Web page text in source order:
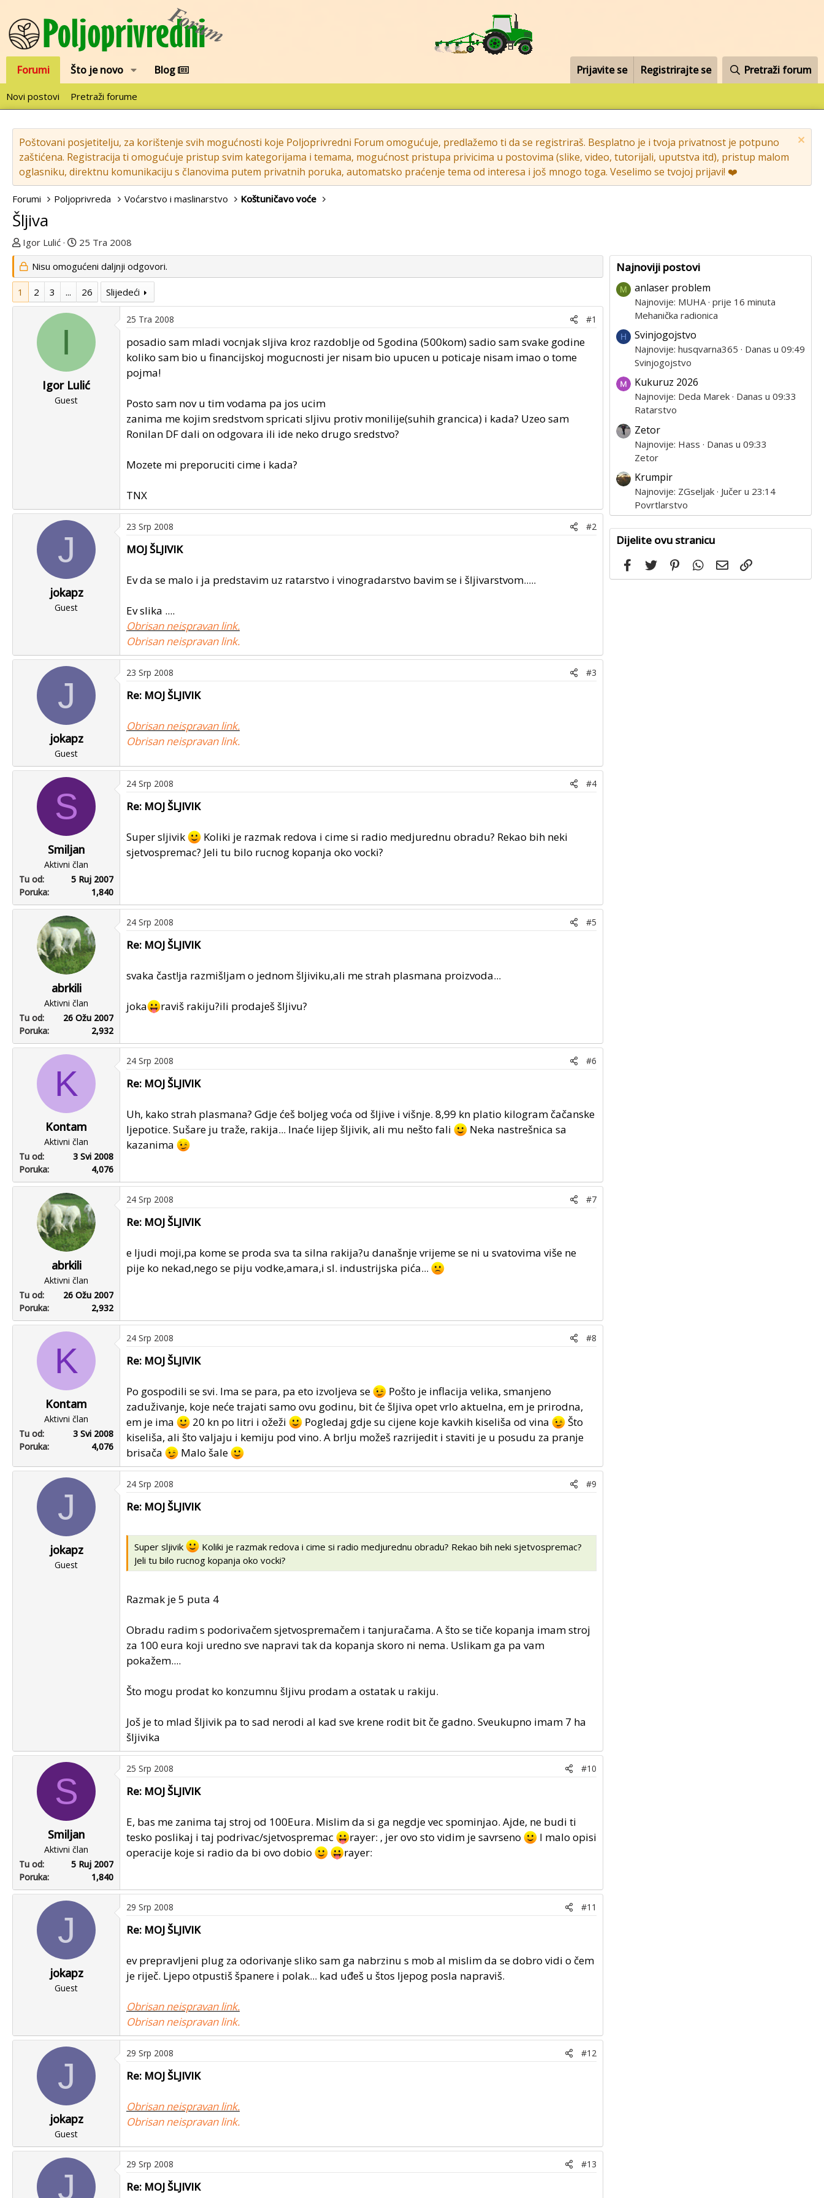
Forumi Što je novo Blog Prijavite se Registrirajte se Pretraži forum
Novi postovi Pretraži forume
Poštovani posjetitelju, za korištenje svih mogućnosti koje Poljoprivredni Forum omogućuje, predlažemo ti da se registriraš. Besplatno je i tvoja privatnost je potpuno
zaštićena. Registracija ti omogućuje pristup svim kategorijama i temama, mogućnost pristupa privicima u postovima (slike, video, tutorijali, uputstva itd), pristup malom
oglasniku, direktnu komunikaciju s članovima putem privatnih poruka, automatsko praćenje tema od interesa i još mnogo toga. Veselimo se tvojoj prijavi! ❤️
Forumi Poljoprivreda Voćarstvo i maslinarstvo Koštuničavo voće
Šljiva
T
e
m
u
o
Igor Lulić
D
a
t
u
m
p
g
o
25 Tra 2008
Nisu omogućeni daljnji odgovori.
1 2 3 ... 26 Slijedeći
I
Igor Lulić
Guest
25 Tra 2008 #1
posadio sam mladi vocnjak sljiva kroz razdoblje od 5godina (500kom) sadio sam svake godine
koliko sam bio u financijskoj mogucnosti jer nisam bio upucen u poticaje nisam imao o tome
pojma!
Posto sam nov u tim vodama pa jos ucim
zanima me kojim sredstvom spricati sljivu protiv monilije(suhih grancica) i kada? Uzeo sam
Ronilan DF dali on odgovara ili ide neko drugo sredstvo?
Mozete mi preporuciti cime i kada?
TNX
J
jokapz
Guest
23 Srp 2008 #2
MOJ ŠLJIVIK
Ev da se malo i ja predstavim uz ratarstvo i vinogradarstvo bavim se i šljivarstvom.....
Ev slika ....
Obrisan neispravan link.
Obrisan neispravan link.
J
jokapz
Guest
23 Srp 2008 #3
Re: MOJ ŠLJIVIK
Obrisan neispravan link.
Obrisan neispravan link.
S
Smiljan
Aktivni član
Tu od
5 Ruj 2007
Poruka
1,840
24 Srp 2008 #4
Re: MOJ ŠLJIVIK
Super sljivik
Koliki je razmak redova i cime si radio medjurednu obradu? Rekao bih neki
sjetvospremac? Jeli tu bilo rucnog kopanja oko vocki?
abrkili
Aktivni član
Tu od
26 Ožu 2007
Poruka
2,932
24 Srp 2008 #5
Re: MOJ ŠLJIVIK
svaka čast!ja razmišljam o jednom šljiviku,ali me strah plasmana proizvoda...
joka raviš rakiju?ili prodaješ šljivu?
K
Kontam
Aktivni član
Tu od
3 Svi 2008
Poruka
4,076
24 Srp 2008 #6
Re: MOJ ŠLJIVIK
Uh, kako strah plasmana? Gdje ćeš boljeg voća od šljive i višnje. 8,99 kn platio kilogram čačanske
ljepotice. Sušare ju traže, rakija... Inaće lijep šljivik, ali mu nešto fali
Neka nastrešnica sa
kazanima
abrkili
Aktivni član
Tu od
26 Ožu 2007
Poruka
2,932
24 Srp 2008 #7
Re: MOJ ŠLJIVIK
e ljudi moji,pa kome se proda sva ta silna rakija?u današnje vrijeme se ni u svatovima više ne
pije ko nekad,nego se piju vodke,amara,i sl. industrijska pića...
K
Kontam
Aktivni član
Tu od
3 Svi 2008
Poruka
4,076
24 Srp 2008 #8
Re: MOJ ŠLJIVIK
Po gospodili se svi. Ima se para, pa eto izvoljeva se
Pošto je inflacija velika, smanjeno
zaduživanje, koje neće trajati samo ovu godinu, bit će šljiva opet vrlo aktuelna, em je prirodna,
em je ima
20 kn po litri i ožeži Pogledaj gdje su cijene koje kavkih kiseliša od vina
Što
kiseliša, ali što valjaju i kemiju pod vino. A brlju možeš razrijedit i staviti je u posudu za pranje
brisača
Malo šale
J
jokapz
Guest
24 Srp 2008 #9
Re: MOJ ŠLJIVIK
Super sljivik
Koliki je razmak redova i cime si radio medjurednu obradu? Rekao bih neki sjetvospremac?
Jeli tu bilo rucnog kopanja oko vocki?
Razmak je 5 puta 4
Obradu radim s podorivačem sjetvospremačem i tanjuračama. A što se tiče kopanja imam stroj
za 100 eura koji uredno sve napravi tak da kopanja skoro ni nema. Uslikam ga pa vam
pokažem....
Što mogu prodat ko konzumnu šljivu prodam a ostatak u rakiju.
Još je to mlad šljivik pa to sad nerodi al kad sve krene rodit bit če gadno. Sveukupno imam 7 ha
šljivika
S
Smiljan
Aktivni član
Tu od
5 Ruj 2007
Poruka
1,840
25 Srp 2008 #10
Re: MOJ ŠLJIVIK
E, bas me zanima taj stroj od 100Eura. Mislim da si ga negdje vec spominjao. Ajde, ne budi ti
tesko poslikaj i taj podrivac/sjetvospremac
rayer: , jer ovo sto vidim je savrseno
I malo opisi
operacije koje si radio da bi ovo dobio
rayer:
J
jokapz
Guest
29 Srp 2008 #11
Re: MOJ ŠLJIVIK
ev prepravljeni plug za odorivanje sliko sam ga nabrzinu s mob al mislim da se dobro vidi o čem
je riječ. Ljepo otpustiš španere i polak... kad uđeš u štos ljepog posla napraviš.
Obrisan neispravan link.
Obrisan neispravan link.
J
jokapz
Guest
29 Srp 2008 #12
Re: MOJ ŠLJIVIK
Obrisan neispravan link.
Obrisan neispravan link.
J
29 Srp 2008 #13
Re: MOJ ŠLJIVIK
Najnoviji postovi
M anlaser problem
Najnovije: MUHA prije 16 minuta
Mehanička radionica
H Svinjogojstvo
Najnovije: husqvarna365
Danas u 09:49
Svinjogojstvo
Kukuruz 2026
Najnovije: Deda Marek Danas u 09:33
Ratarstvo
Zetor
Najnovije: Hass
Danas u 09:33
Zetor
Krumpir
Najnovije: ZGseljak Jučer u 23:14
Povrtlarstvo
Dijelite ovu stranicu
Facebook
Twitter PinterestWhatsApp
Email